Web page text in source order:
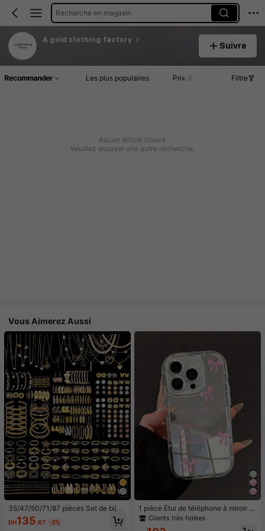
Recherche en magasin
A gold clothing factory
Suivre
Recommander Les plus populaires Prix Filtre
Aucun article trouvé
Veuillez essayer une autre recherche.
Vous Aimerez Aussi
35/47/50/71/87 pièces Set de bijou
x style bohème, comprenant des bo
ucles d'oreilles, colliers, bagues, br
DH135.67 -2%
1 pièce Étui de téléphone à miroir ro
se minimaliste, style fille avec motif
Clients très fidèles